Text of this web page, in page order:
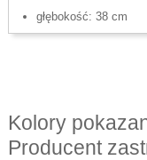
głębokość: 38 cm
Kolory
Producent